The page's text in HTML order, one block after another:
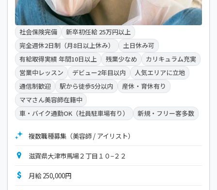
社会保険完備
新卒初任給 25万円以上
完全週休2日制（月8日以上休み）
土日休み可
有給取得実績 年間10日以上
残業少なめ
カリキュラム充実
営業中レッスン
デビュー2年目以内
人気エリアに立地
通信制歓迎
駅から徒歩5分以内
産休・育休有り
ママさん美容師在籍中
車・バイク通勤OK（社員駐車場有り）
新規・フリー客多数
複数職種募集（美容師 / アイリスト）
滋賀県大津市馬場２丁目１０−２２
月給 250,000円